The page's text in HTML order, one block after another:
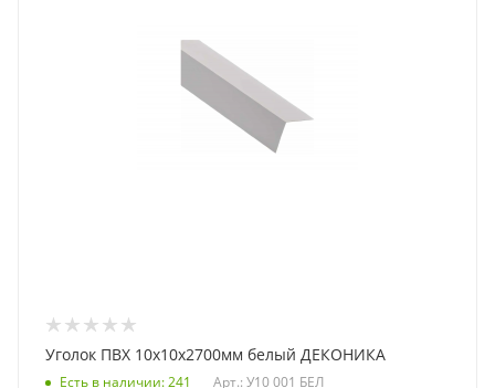
Уголок ПВХ 10х10х2700мм белый ДЕКОНИКА
Есть в наличии: 241 Арт.: У10 001 БЕЛ